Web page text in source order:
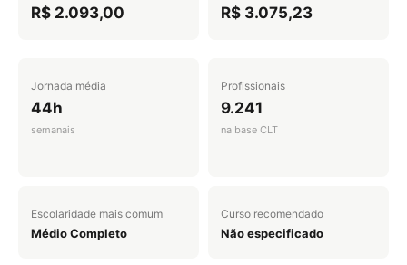
R$ 2.093,00 R$ 3.075,23
Jornada média
44h
semanais
Profissionais
9.241
na base CLT
Escolaridade mais comum
Médio Completo
Curso recomendado
Não especificado